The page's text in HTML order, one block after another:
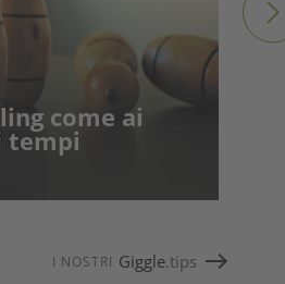
come ai
tempi
I NOSTRI Giggle.tips